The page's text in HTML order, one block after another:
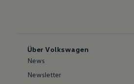
Über Volkswagen
News
Newsletter